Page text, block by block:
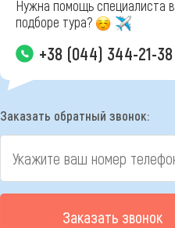
Нужна помощь специалиста в
подборе тура?
+38 (044) 344-21-38
Заказать обратный звонок:
Заказать звонок